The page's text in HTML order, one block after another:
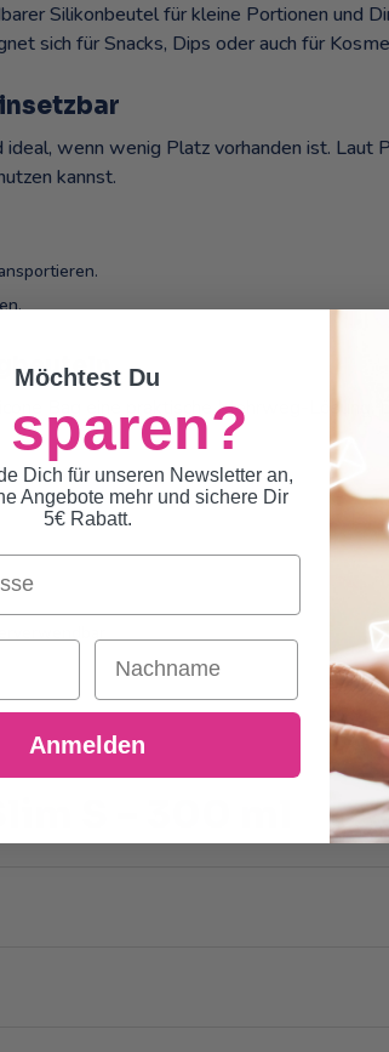
Silikonbeutel für kleine Portionen und
sich für Snacks, Dips oder auch für
wenn wenig Platz vorhanden ist.
kannst.
Bag eine praktische Mehrweg-
S – 300 ml
Möchtest Du
sparen?
Dich für unseren Newsletter an,
Angebote mehr und sichere Dir
5€ Rabatt.
Nachname
Anmelden